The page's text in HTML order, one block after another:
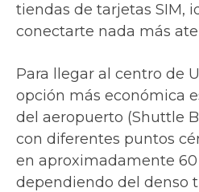
tiendas de tarjetas SIM,
conectarte nada más
Para llegar al centro de
opción más económica
del aeropuerto (Shuttle
con diferentes puntos
en aproximadamente
dependiendo del denso